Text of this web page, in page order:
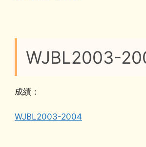
WJBL2003-
成績：
WJBL2003-2004